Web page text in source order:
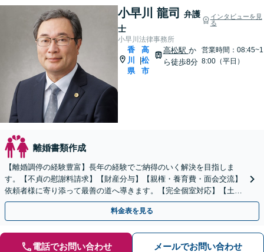
小早川 龍司
弁護
士
インタビューを見
る
小早川法律事務所
香
川
県
高
松
市
高松駅 か
ら徒歩8分
営業時間：08:45~1
8:00（平日）
離婚書類作成
【離婚調停の経験豊富】長年の経験でご納得のいく解決を目指しま
す。【不貞の慰謝料請求】【財産分与】【親権・養育費・面会交流】
依頼者様に寄り添って最善の道へ導きます。【完全個室対応】【土日
祝・夜間相談可】
料金表を見る
電話でお問い合わせ メールでお問い合わせ